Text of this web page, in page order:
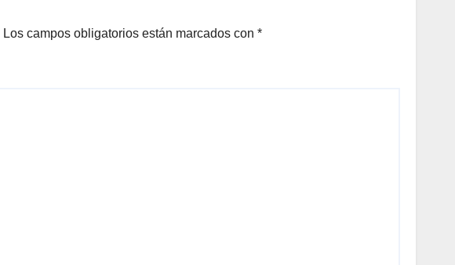
Los campos obligatorios están marcados con *